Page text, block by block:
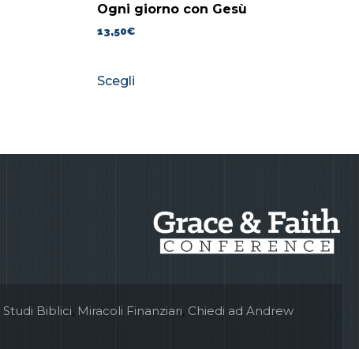
Ogni giorno con Gesù
13,50€
Scegli
Studi Biblici, Miracoli Finanziari, Chiedi ad Andrew